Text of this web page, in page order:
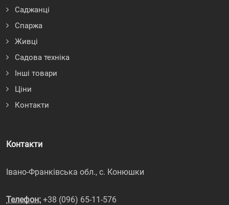
Саджанці
Спаржа
Живці
Садова техніка
Інші товари
Ціни
Контакти
Контакти
Івано-Франківська обл., с. Конюшки
Телефон: +38 (096) 65-11-576